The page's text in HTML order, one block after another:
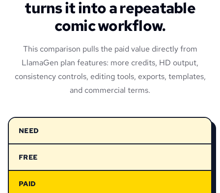
turns it into a repeatable
comic workflow.
This comparison pulls the paid value directly from
LlamaGen plan features: more credits, HD output,
consistency controls, editing tools, exports, templates,
and commercial terms.
NEED
FREE
PAID